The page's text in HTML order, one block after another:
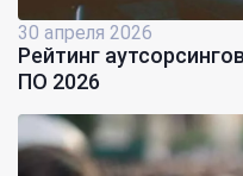
30 апреля 2026
Рейтинг
ПО 2026